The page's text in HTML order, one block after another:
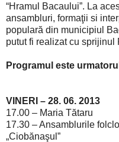
“Hramul Bacaului”. La
ansambluri, formaţii si
populară din municipiul
putut fi realizat cu
Programul este
VINERI – 28. 06. 2013
17.00 – Maria Tătaru
17.30 – Ansamblurile
„Ciobănaşul”